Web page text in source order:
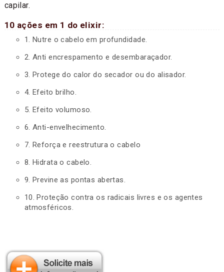
capilar.
10 ações em 1 do elixir:
1. Nutre o cabelo em profundidade.
2. Anti encrespamento e desembaraçador.
3. Protege do calor do secador ou do alisador.
4. Efeito brilho.
5. Efeito volumoso.
6. Anti-envelhecimento.
7. Reforça e reestrutura o cabelo
8. Hidrata o cabelo.
9. Previne as pontas abertas.
10. Proteção contra os radicais livres e os agentes
atmosféricos.